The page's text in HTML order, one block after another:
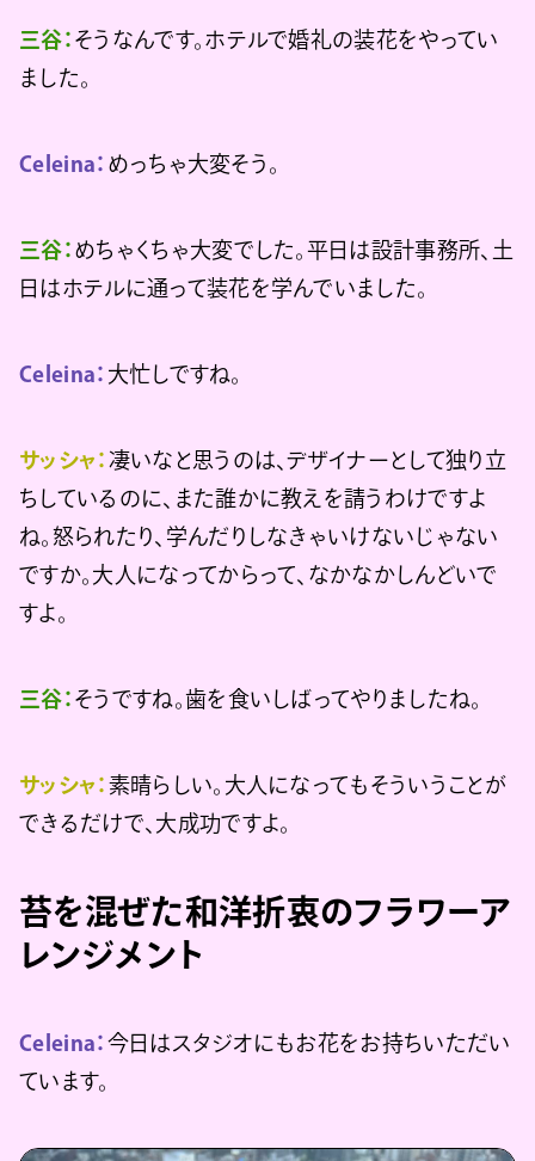
三谷： そうなんです。ホテルで婚礼の装花をやってい
ました。
Celeina： めっちゃ大変そう。
三谷： めちゃくちゃ大変でした。平日は設計事務所、土
日はホテルに通って装花を学んでいました。
Celeina： 大忙しですね。
サッシャ： 凄いなと思うのは、デザイナーとして独り立
ちしているのに、また誰かに教えを請うわけですよ
ね。怒られたり、学んだりしなきゃいけないじゃない
ですか。大人になってからって、なかなかしんどいで
すよ。
三谷： そうですね。歯を食いしばってやりましたね。
サッシャ： 素晴らしい。大人になってもそういうことが
できるだけで、大成功ですよ。
苔を混ぜた和洋折衷のフラワーア
レンジメント
Celeina： 今日はスタジオにもお花をお持ちいただい
ています。